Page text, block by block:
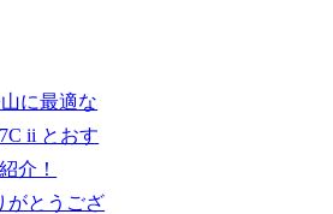
に最適な
ii とおす
介！
がとうござ